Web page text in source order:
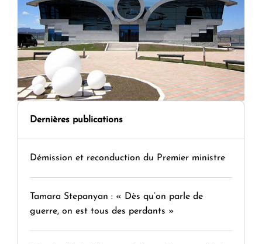
Dernières publications
Démission et reconduction du Premier ministre
Tamara Stepanyan : « Dès qu’on parle de
guerre, on est tous des perdants »